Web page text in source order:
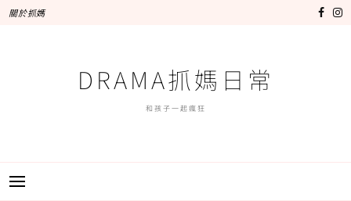
關於抓媽
DRAMA抓媽日常
和孩子一起瘋狂